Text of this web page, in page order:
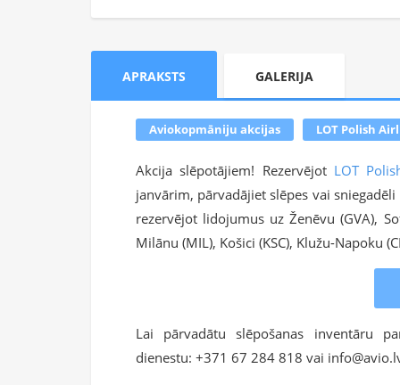
APRAKSTS GALERIJA
Aviokopmāniju akcijas LOT Polish
Akcija slēpotājiem! Rezervējot LOT
janvārim, pārvadājiet slēpes vai
rezervējot lidojumus uz Ženēvu (GVA),
Milānu (MIL), Košici (KSC), Klužu-Napoku
Lai pārvadātu slēpošanas inventāru
dienestu: +371 67 284 818 vai